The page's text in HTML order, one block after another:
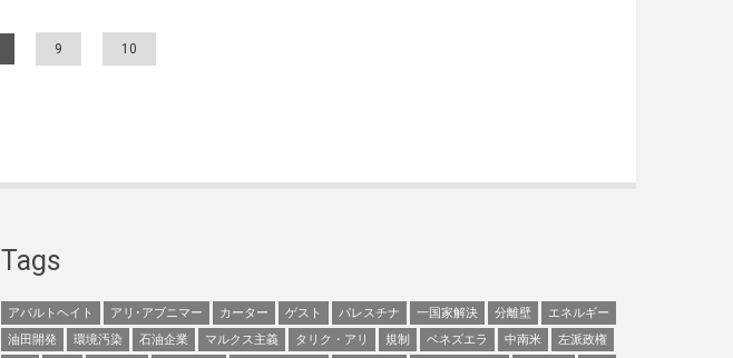
9 10
Tags
アパルトヘイト アリ･アブニマー カーター ゲスト パレスチナ 一国家解決 分離壁
エネルギー
油田開発
環境汚染 石油企業 マルクス主義 タリク・アリ 規制 ベネズエラ 中南米
左派政権